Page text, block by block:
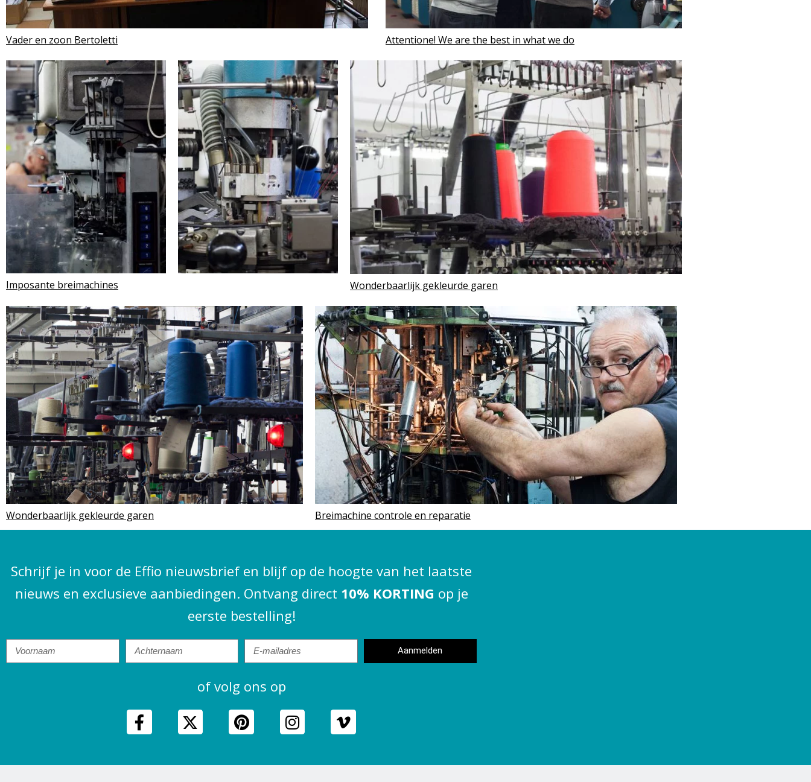
Vader en zoon Bertoletti Attentione! We are the best in what we do
Imposante breimachines Wonderbaarlijk gekleurde garen
Wonderbaarlijk gekleurde garen Breimachine controle en reparatie
Schrijf je in voor de Effio nieuwsbrief en blijf op de hoogte van het laatste
nieuws en exclusieve aanbiedingen. Ontvang direct 10% KORTING op je
eerste bestelling!
Aanmelden
of volg ons op